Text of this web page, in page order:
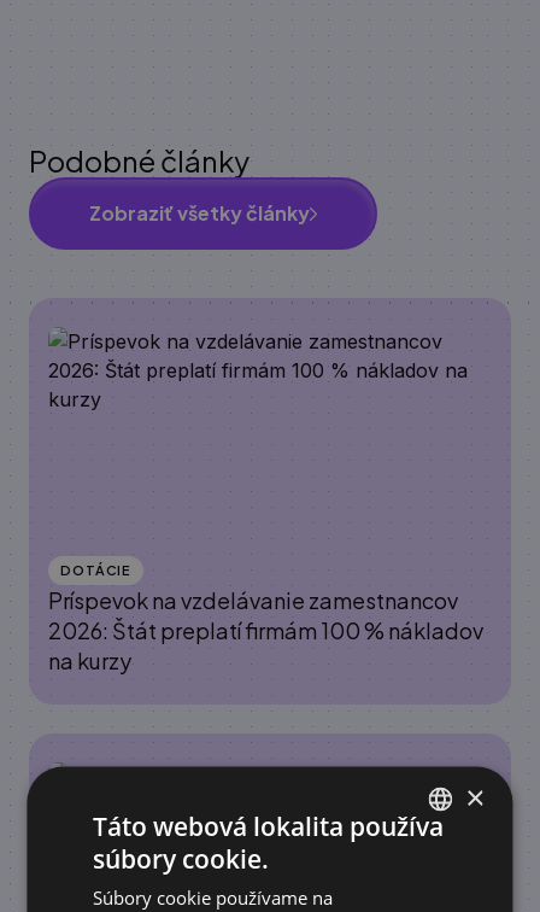
Podobné články
Zobraziť všetky články
DOTÁCIE
Príspevok na vzdelávanie zamestnancov
2026: Štát preplatí firmám 100 % nákladov
na kurzy
×
Táto webová lokalita používa
súbory cookie.
Súbory cookie používame na